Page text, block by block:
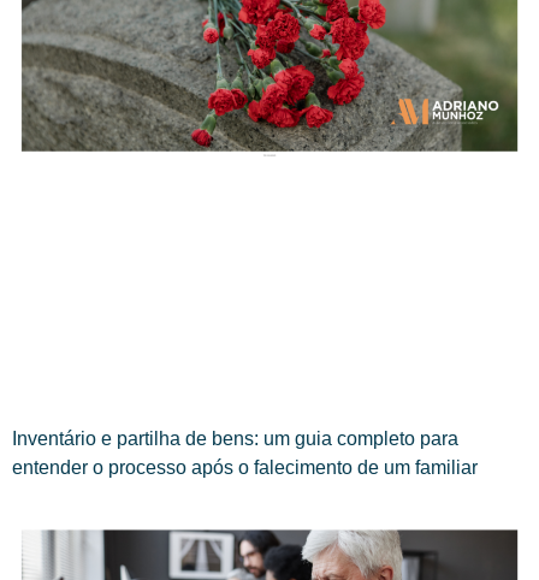
Inventário e partilha de bens: um guia completo para
entender o processo após o falecimento de um familiar